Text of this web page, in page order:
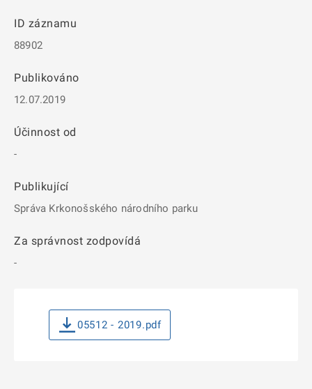
ID záznamu
88902
Publikováno
12.07.2019
Účinnost od
-
Publikující
Správa Krkonošského národního parku
Za správnost zodpovídá
-
05512 - 2019.pdf